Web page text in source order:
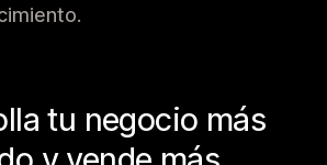
tu negocio más